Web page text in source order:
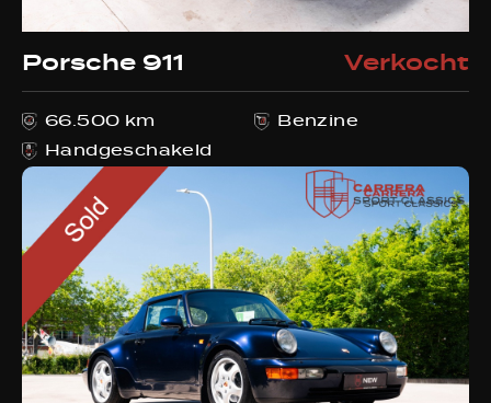
Porsche 911 Verkocht
66.500 km
Benzine
Handgeschakeld